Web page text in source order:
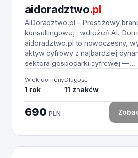
aidoradztwo.pl
AiDoradztwo.pl – Prestiżowy
konsultingowej i wdrożeń AI.
aidoradztwo.pl to nowoczesny,
aktyw cyfrowy z najbardziej
sektora gospodarki cyfrowej —...
Wiek domeny
1 rok
Długość
11 znaków
690 PLN